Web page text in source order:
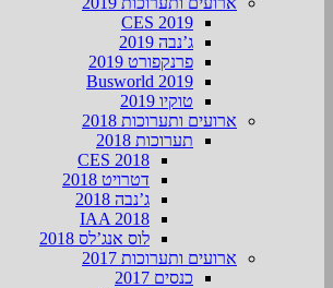
CES 2019
ג’נבה 2019
פרנקפורט 2019
Busworld 2019
טוקיו 2019
ארועים ותערוכות 2018
תערוכות 2018
CES 2018
דטרויט 2018
ג’נבה 2018
IAA 2018
לוס אנג’לס 2018
ארועים ותערוכות 2017
כנסים 2017